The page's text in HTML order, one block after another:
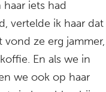
haar iets had
vertelde ik haar dat
vond ze erg jammer,
En als we in
we ook op haar